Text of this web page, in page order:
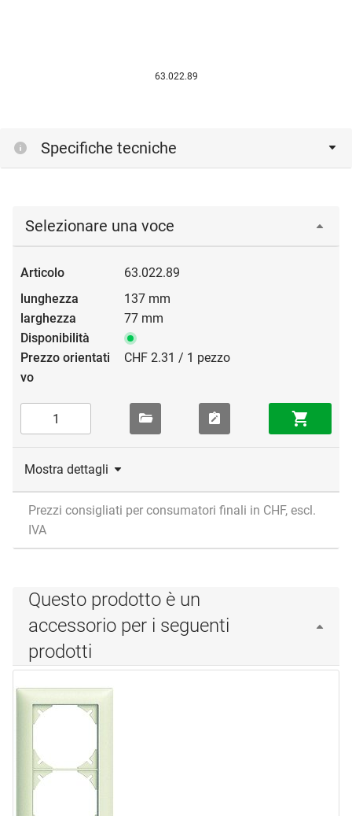
63.022.89
Specifiche tecniche
Selezionare una voce
63.022.89
137 mm
77 mm
CHF 2.31 / 1 pezzo
Mostra dettagli
Prezzi consigliati per consumatori finali in CHF, escl.
IVA
Questo prodotto è un
accessorio per i seguenti
prodotti